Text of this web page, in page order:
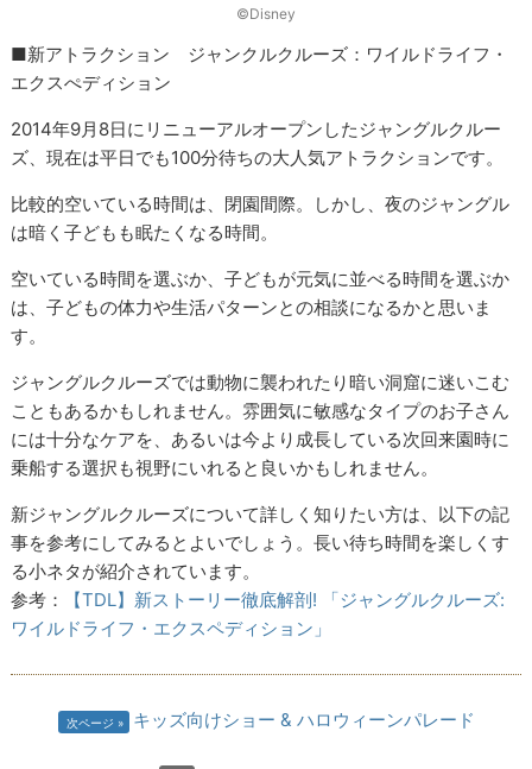
©Disney
■新アトラクション ジャンクルクルーズ：ワイルドライフ・
エクスぺディション
2014年9月8日にリニューアルオープンしたジャングルクルー
ズ、現在は平日でも100分待ちの大人気アトラクションです。
比較的空いている時間は、閉園間際。しかし、夜のジャングル
は暗く子どもも眠たくなる時間。
空いている時間を選ぶか、子どもが元気に並べる時間を選ぶか
は、子どもの体力や生活パターンとの相談になるかと思いま
す。
ジャングルクルーズでは動物に襲われたり暗い洞窟に迷いこむ
こともあるかもしれません。雰囲気に敏感なタイプのお子さん
には十分なケアを、あるいは今より成長している次回来園時に
乗船する選択も視野にいれると良いかもしれません。
新ジャングルクルーズについて詳しく知りたい方は、以下の記
事を参考にしてみるとよいでしょう。長い待ち時間を楽しくす
る小ネタが紹介されています。
参考：
【TDL】新ストーリー徹底解剖! 「ジャングルクルーズ:
ワイルドライフ・エクスペディション」
次ページ キッズ向けショー & ハロウィーンパレード